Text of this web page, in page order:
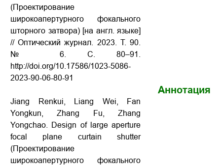
(Проектирование
широкоапертурного фокального
шторного затвора) [на англ. языке]
// Оптический журнал. 2023. Т. 90.
№ 6. С. 80–91.
http://doi.org/10.17586/1023-5086-
2023-90-06-80-91
Jiang Renkui, Liang Wei, Fan
Yongkun, Zhang Fu, Zhang
Yongchao. Design of large aperture
focal plane curtain shutter
(Проектирование
широкоапертурного фокального
Аннотация